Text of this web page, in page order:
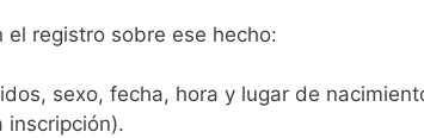
registro sobre ese hecho:
sexo, fecha, hora y lugar de
inscripción).